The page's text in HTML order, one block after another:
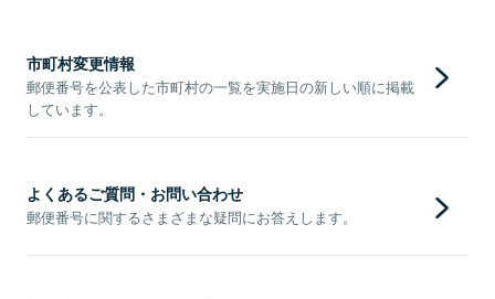
市町村変更情報
郵便番号を公表した市町村の一覧を実施日の新しい順に掲載
しています。
よくあるご質問・お問い合わせ
郵便番号に関するさまざまな疑問にお答えします。